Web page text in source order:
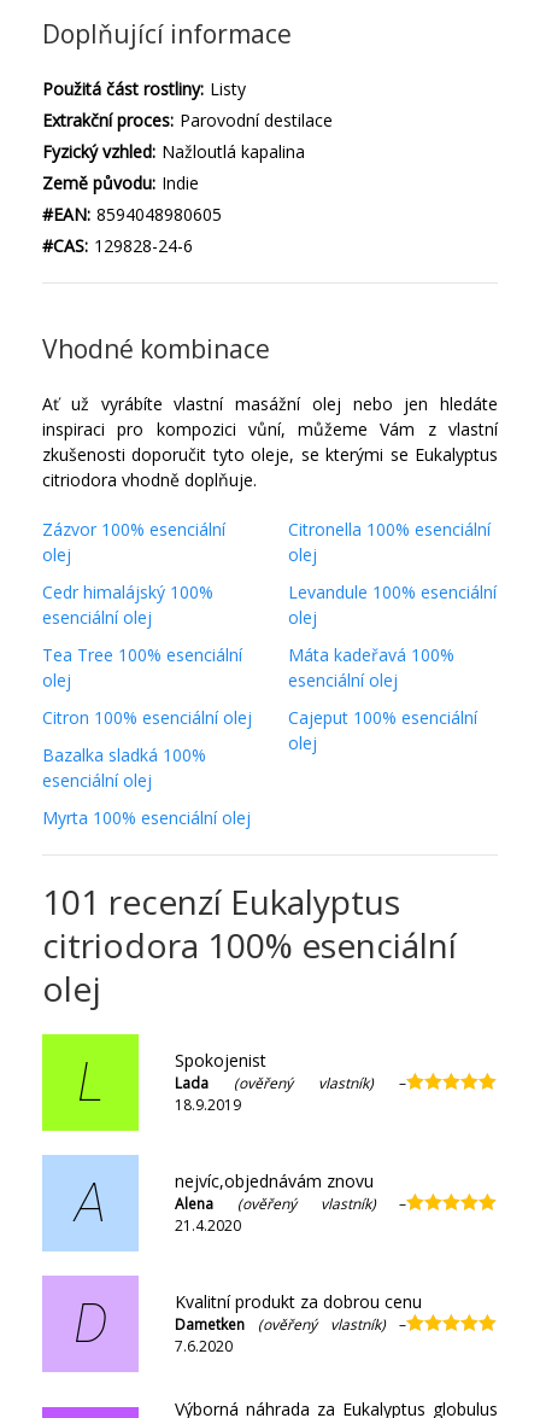
Doplňující informace
Použitá část rostliny: Listy
Extrakční proces: Parovodní destilace
Fyzický vzhled: Nažloutlá kapalina
Země původu: Indie
#EAN: 8594048980605
#CAS: 129828-24-6
Vhodné kombinace
Ať už vyrábíte vlastní masážní olej nebo jen hledáte
inspiraci pro kompozici vůní, můžeme Vám z vlastní
zkušenosti doporučit tyto oleje, se kterými se Eukalyptus
citriodora vhodně doplňuje.
Zázvor 100% esenciální
olej
Cedr himalájský 100%
esenciální olej
Tea Tree 100% esenciální
olej
Citron 100% esenciální olej
Bazalka sladká 100%
esenciální olej
Myrta 100% esenciální olej
Citronella 100% esenciální
olej
Levandule 100% esenciální
olej
Máta kadeřavá 100%
esenciální olej
Cajeput 100% esenciální
olej
101 recenzí Eukalyptus
citriodora 100% esenciální
olej
L Spokojenist
Lada (ověřený vlastník)
–
18.9.2019
A nejvíc,objednávám znovu
Alena (ověřený vlastník)
–
21.4.2020
D Kvalitní produkt za dobrou cenu
Dametken (ověřený vlastník)
–
7.6.2020
Výborná náhrada za Eukalyptus globulus